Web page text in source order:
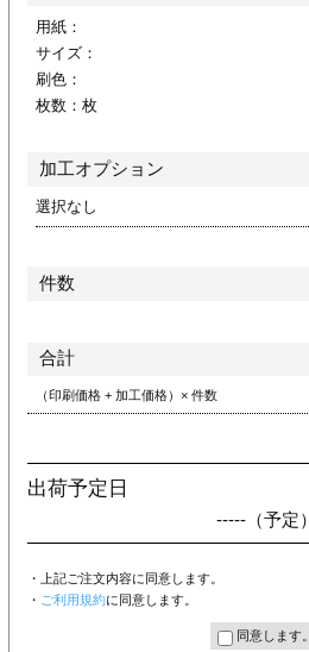
リーブ
用紙：
サイズ：
刷色：
枚数： 枚
加工オプション
選択なし
件数
合計
（印刷価格 + 加工価格）× 件数
出荷予定日
-----（予定）
・上記ご注文内容に同意します。
・ ご利用規約に同意します。
同意します。